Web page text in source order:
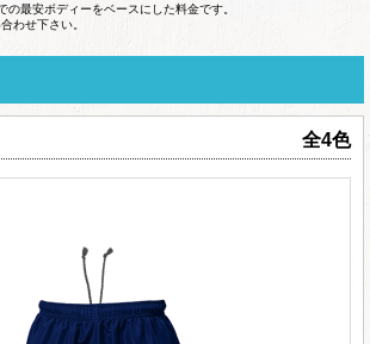
最安ボディーをベースにした料金です。
わせ下さい。
全4色